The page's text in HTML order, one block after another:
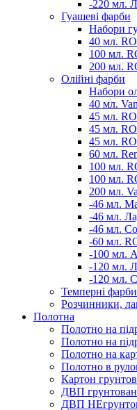
-220 мл.
Гуашеві фарби
Набори
40 мл.
100 мл.
200 мл.
Олійні фарби
Набори
40 мл.
45 мл.
45 мл.
45 мл.
60 мл.
100 мл.
100 мл.
200 мл.
-46 мл.
-46 мл.
-46 мл.
-60 мл.
-100 мл.
-120 мл.
-120 мл.
Темперні фарби
Розчинники,
Полотна
Полотно на
Полотно на
Полотно на
Полотно в
Картон
ДВП
ДВП